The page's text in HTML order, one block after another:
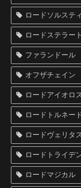
ロードソルステ
ロードステラート
ファランドール
オフザチェイン
ロードアイオロス
ロードトルネー
ロードヴェリタス
ロードトライデ
ロードマジカル